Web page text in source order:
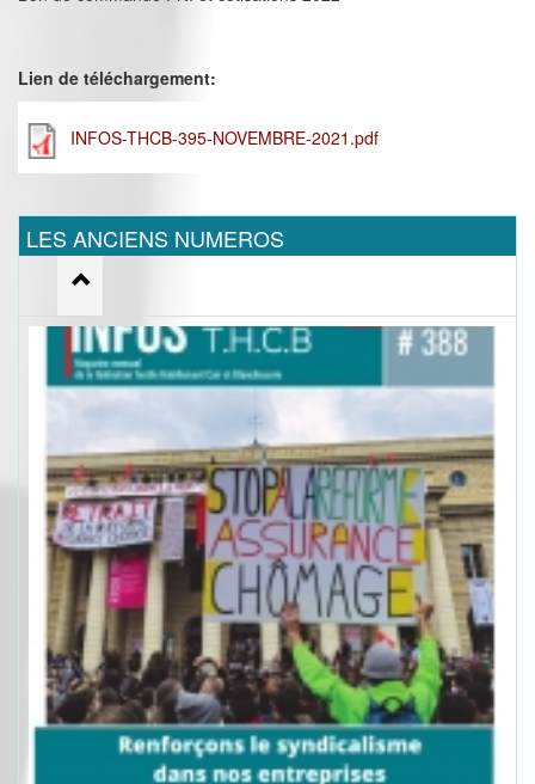
Lien de téléchargement:
INFOS-THCB-395-NOVEMBRE-2021.pdf
LES ANCIENS NUMEROS